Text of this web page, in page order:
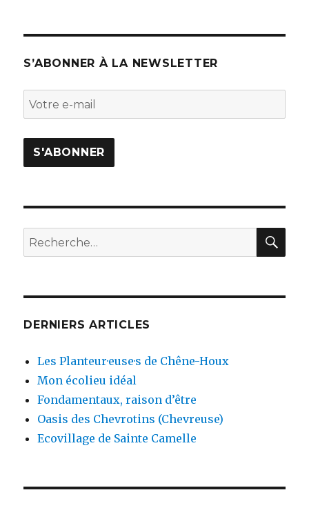
S’ABONNER À LA NEWSLETTER
Recherche
pour
DERNIERS ARTICLES
Les Planteur·euse·s de Chêne-Houx
Mon écolieu idéal
Fondamentaux, raison d’être
Oasis des Chevrotins (Chevreuse)
Ecovillage de Sainte Camelle